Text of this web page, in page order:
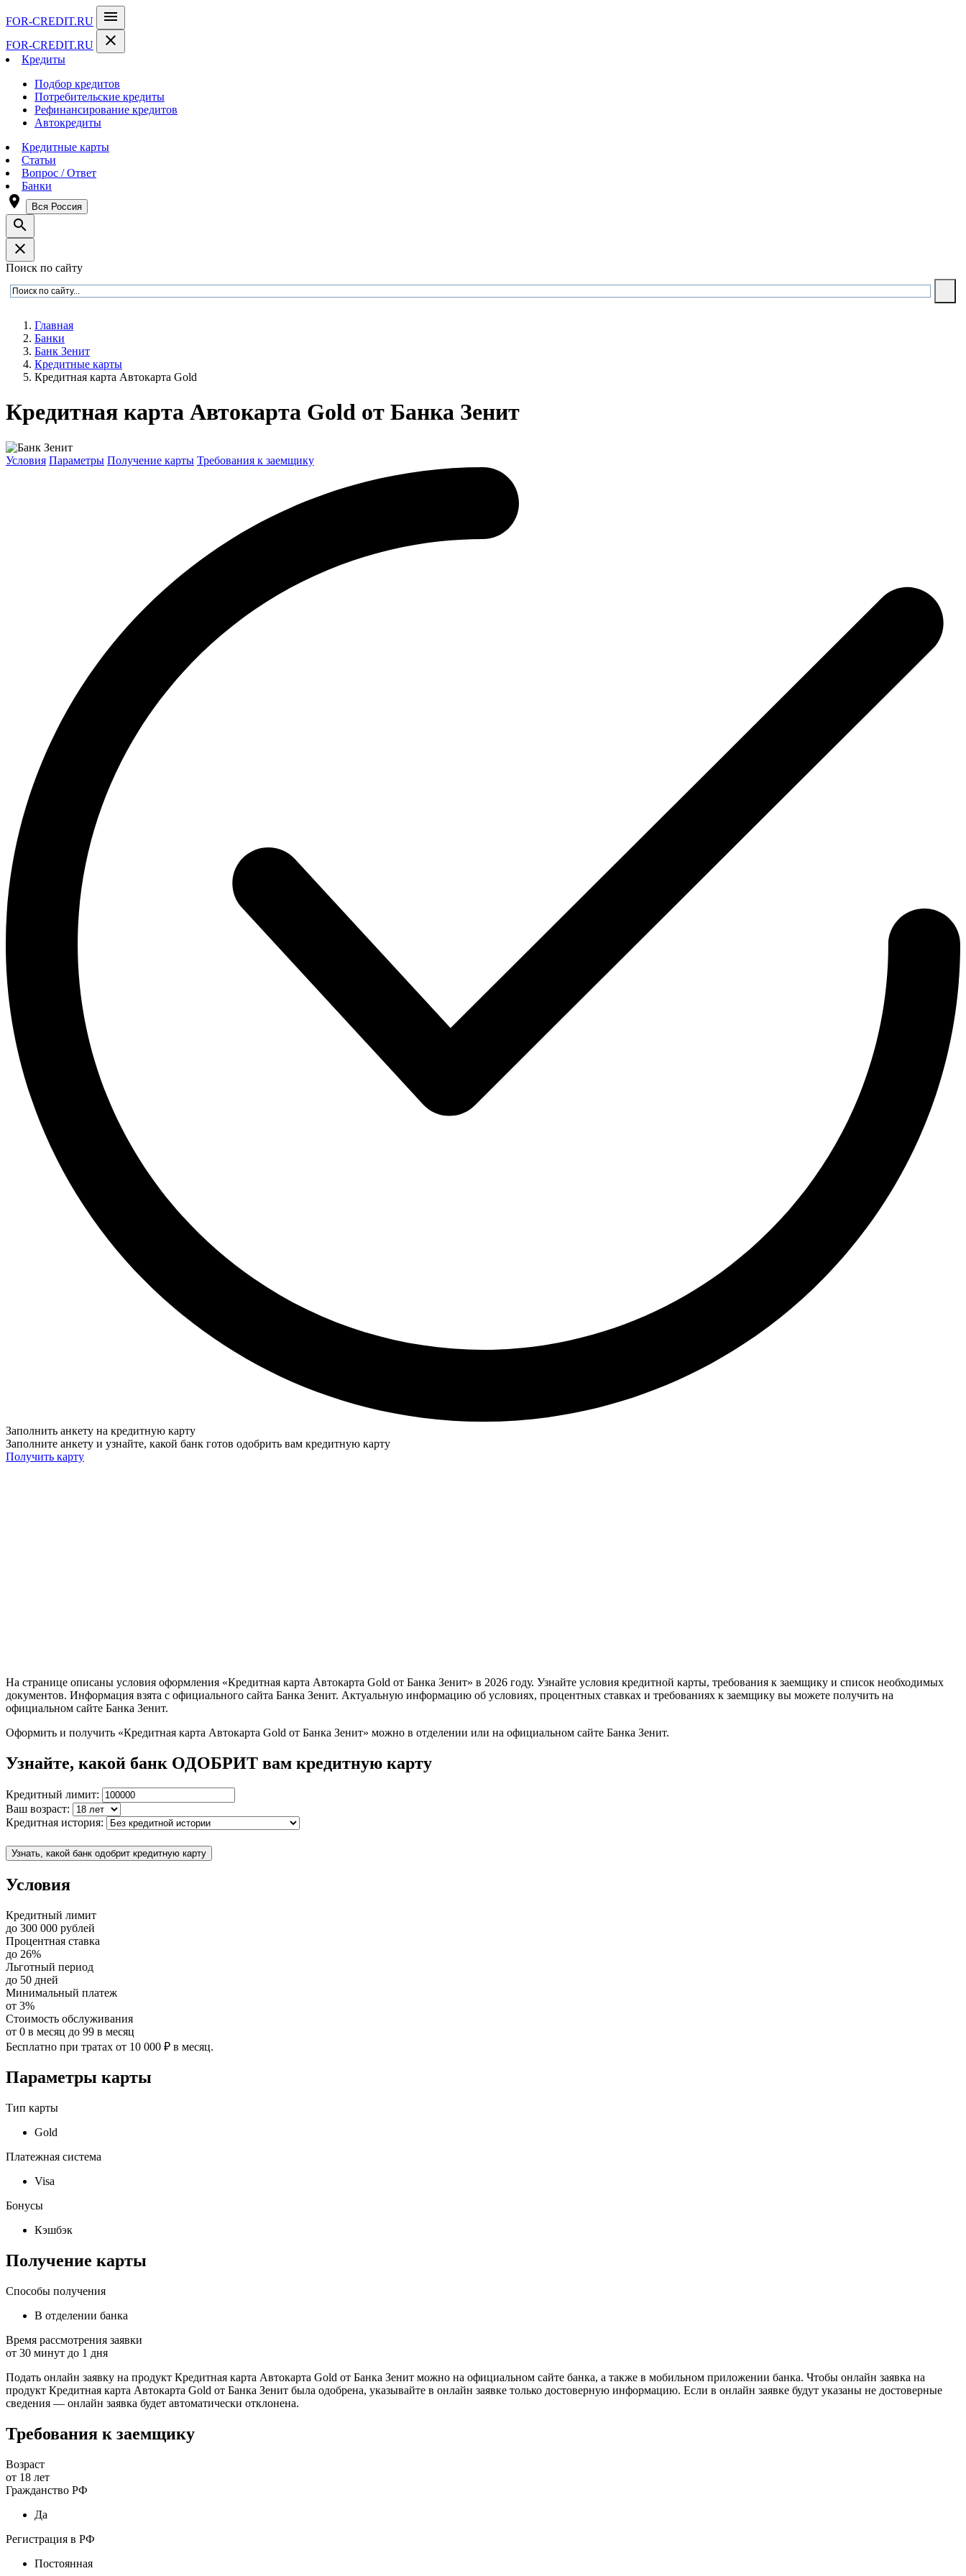
FOR-CREDIT.RU menu
FOR-CREDIT.RU close
Кредиты
Подбор кредитов
Потребительские кредиты
Рефинансирование кредитов
Автокредиты
Кредитные карты
Статьи
Вопрос / Ответ
Банки
room Вся Россия
search
close
Поиск по сайту
Главная
Банки
Банк Зенит
Кредитные карты
Кредитная карта Автокарта Gold
Кредитная карта Автокарта Gold от Банка Зенит
Условия Параметры Получение карты Требования к заемщику
Заполнить анкету на кредитную карту
Заполните анкету и узнайте, какой банк готов одобрить вам кредитную карту
Получить карту
На странице описаны условия оформления «Кредитная карта Автокарта Gold от Банка Зенит» в 2026 году. Узнайте условия кредитной карты, требования к заемщику и список необходимых
документов. Информация взята с официального сайта Банка Зенит. Актуальную информацию об условиях, процентных ставках и требованиях к заемщику вы можете получить на
официальном сайте Банка Зенит.
Оформить и получить «Кредитная карта Автокарта Gold от Банка Зенит» можно в отделении или на официальном сайте Банка Зенит.
Узнайте, какой банк ОДОБРИТ вам кредитную карту
Кредитный лимит:
Ваш возраст:
Кредитная история:
Узнать, какой банк одобрит кредитную карту
Условия
Кредитный лимит
до 300 000 рублей
Процентная ставка
до 26%
Льготный период
до 50 дней
Минимальный платеж
от 3%
Стоимость обслуживания
от 0 в месяц до 99 в месяц
Бесплатно при тратах от 10 000 ₽ в месяц.
Параметры карты
Тип карты
Gold
Платежная система
Visa
Бонусы
Кэшбэк
Получение карты
Способы получения
В отделении банка
Время рассмотрения заявки
от 30 минут до 1 дня
Подать онлайн заявку на продукт Кредитная карта Автокарта Gold от Банка Зенит можно на официальном сайте банка, а также в мобильном приложении банка. Чтобы онлайн заявка на
продукт Кредитная карта Автокарта Gold от Банка Зенит была одобрена, указывайте в онлайн заявке только достоверную информацию. Если в онлайн заявке будут указаны не достоверные
сведения — онлайн заявка будет автоматически отклонена.
Требования к заемщику
Возраст
от 18 лет
Гражданство РФ
Да
Регистрация в РФ
Постоянная